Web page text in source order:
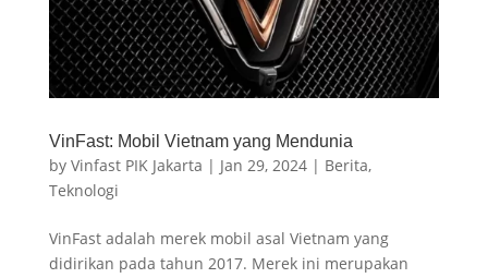
VinFast: Mobil Vietnam yang Mendunia
by Vinfast PIK Jakarta | Jan 29, 2024| Berita,
Teknologi
VinFast adalah merek mobil asal Vietnam yang
didirikan pada tahun 2017. Merek ini merupakan